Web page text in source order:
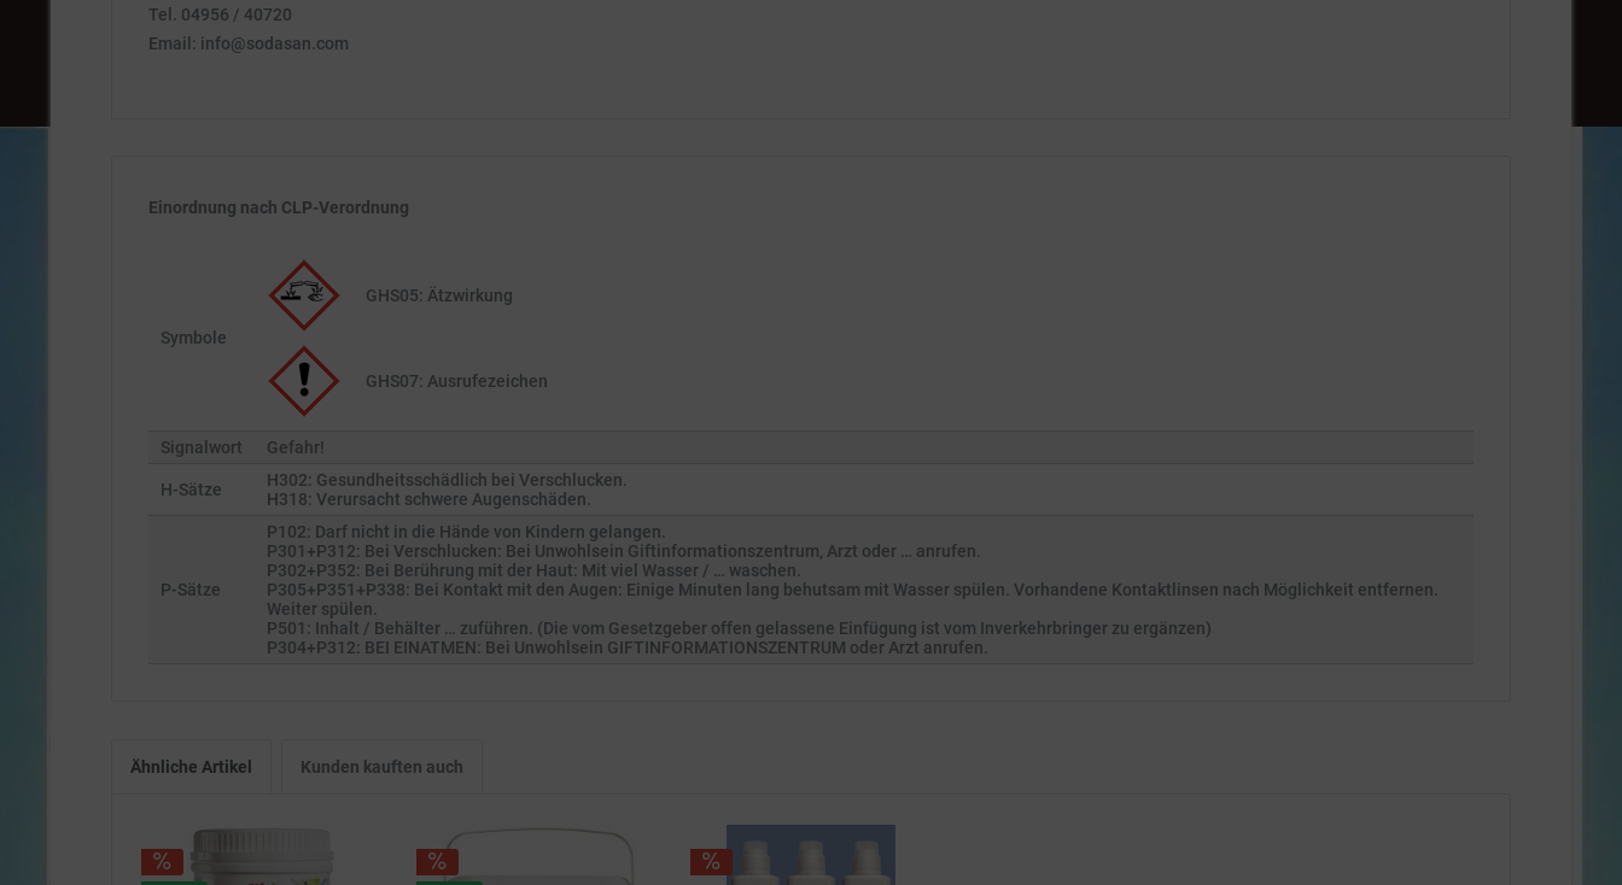
Tel. 04956 / 40720
Email: info@sodasan.com
Einordnung nach CLP-Verordnung
Symbole
GHS05: Ätzwirkung
GHS07: Ausrufezeichen
Signalwort Gefahr!
H-Sätze
H302: Gesundheitsschädlich bei Verschlucken.
H318: Verursacht schwere Augenschäden.
P-Sätze
P102: Darf nicht in die Hände von Kindern gelangen.
P301+P312: Bei Verschlucken: Bei Unwohlsein Giftinformationszentrum, Arzt oder … anrufen.
P302+P352: Bei Berührung mit der Haut: Mit viel Wasser / … waschen.
P305+P351+P338: Bei Kontakt mit den Augen: Einige Minuten lang behutsam mit Wasser spülen. Vorhandene Kontaktlinsen nach Möglichkeit entfernen.
Weiter spülen.
P501: Inhalt / Behälter … zuführen. (Die vom Gesetzgeber offen gelassene Einfügung ist vom Inverkehrbringer zu ergänzen)
P304+P312: BEI EINATMEN: Bei Unwohlsein GIFTINFORMATIONSZENTRUM oder Arzt anrufen.
Ähnliche Artikel Kunden kauften auch